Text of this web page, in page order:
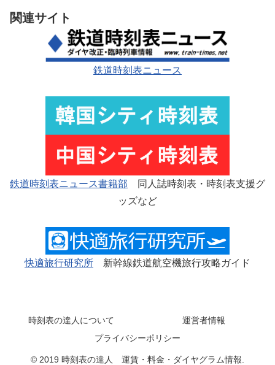
関連サイト
鉄道時刻表ニュース
鉄道時刻表ニュース書籍部 同人誌時刻表・時刻表支援グ
ッズなど
快適旅行研究所 新幹線鉄道航空機旅行攻略ガイド
時刻表の達人について
運営者情報
プライバシーポリシー
© 2019 時刻表の達人 運賃・料金・ダイヤグラム情報.